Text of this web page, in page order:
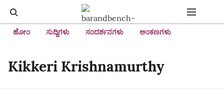
ಹೋಂ ಸುದ್ದಿಗಳು ಸಂದರ್ಶನಗಳು ಅಂಕಣಗಳು
Kikkeri Krishnamurthy